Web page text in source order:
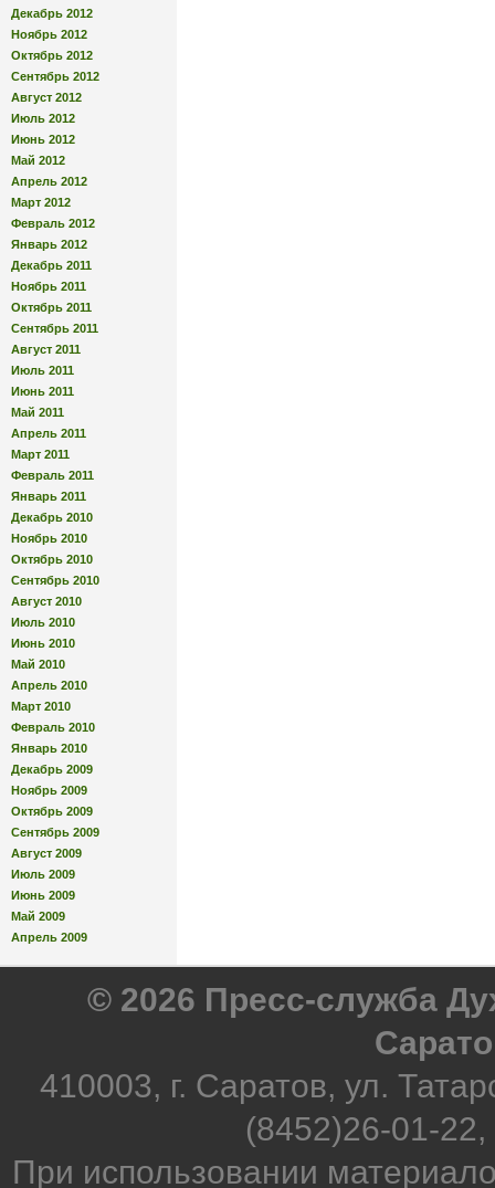
Декабрь 2012
Ноябрь 2012
Октябрь 2012
Сентябрь 2012
Август 2012
Июль 2012
Июнь 2012
Май 2012
Апрель 2012
Март 2012
Февраль 2012
Январь 2012
Декабрь 2011
Ноябрь 2011
Октябрь 2011
Сентябрь 2011
Август 2011
Июль 2011
Июнь 2011
Май 2011
Апрель 2011
Март 2011
Февраль 2011
Январь 2011
Декабрь 2010
Ноябрь 2010
Октябрь 2010
Сентябрь 2010
Август 2010
Июль 2010
Июнь 2010
Май 2010
Апрель 2010
Март 2010
Февраль 2010
Январь 2010
Декабрь 2009
Ноябрь 2009
Октябрь 2009
Сентябрь 2009
Август 2009
Июль 2009
Июнь 2009
Май 2009
Апрель 2009
© 2026 Пресс-служба
410003, г. Саратов, ул.
(8452)26-01-
При использовании